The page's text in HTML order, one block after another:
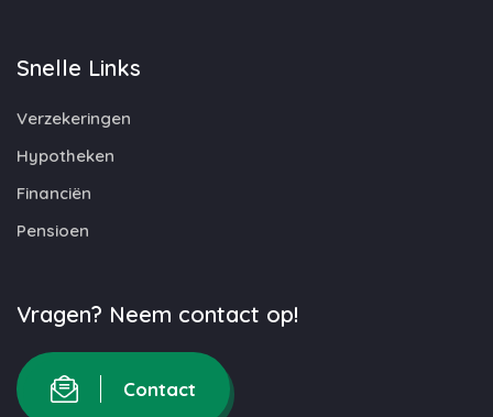
Snelle Links
Verzekeringen
Hypotheken
Financiën
Pensioen
Vragen? Neem contact op!
Contact